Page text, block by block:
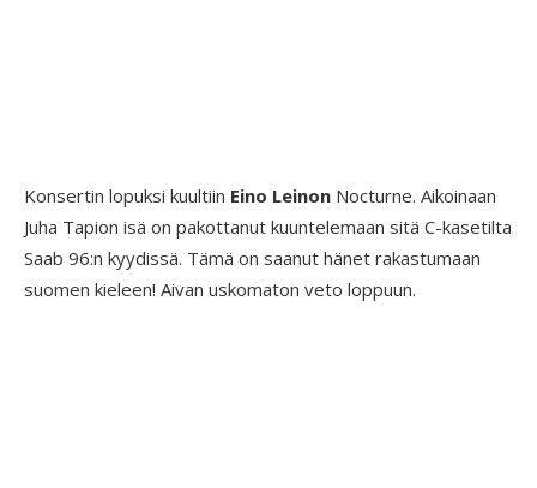
Konsertin lopuksi kuultiin Eino Leinon Nocturne. Aikoinaan
Juha Tapion isä on pakottanut kuuntelemaan sitä C-kasetilta
Saab 96:n kyydissä. Tämä on saanut hänet rakastumaan
suomen kieleen! Aivan uskomaton veto loppuun.